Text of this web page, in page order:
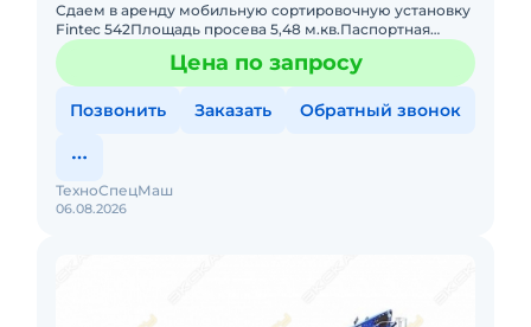
Сдаем в аренду мобильную сортировочную установку
Fintec 542Площадь просева 5,48 м.кв.Паспортная
производительность 400 т/чКолосниковая решетка на
радиоуправлениЦена по запросу
Позвонить Заказать Обратный звонок
06.08.2026
ТехноСпецМаш